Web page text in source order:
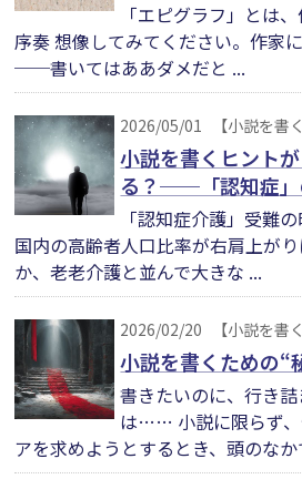
「エピグラフ」とは
序奏 想像してみてください。作家
──書いてはああダメだと ...
2026/05/01 【小説を書く
小説を書くヒント
る？──「認知症」
「認知症介護」受難
国内の高齢者人口比率が右肩上が
か、老老介護と並んで大きな ...
2026/02/20 【小説を書く
小説を書くための“
書きたいのに、行き
は…… 小説に限らず
アを求めようとするとき、頭のな